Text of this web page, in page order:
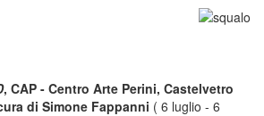
, CAP - Centro Arte Perini, Castelvetro
di Simone Fappanni ( 6 luglio - 6